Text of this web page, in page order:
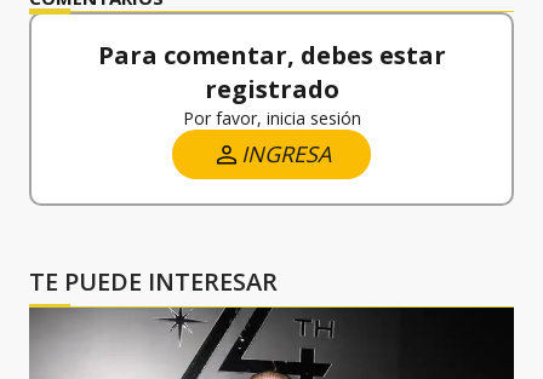
Para comentar, debes estar
registrado
Por favor, inicia sesión
INGRESA
TE PUEDE INTERESAR